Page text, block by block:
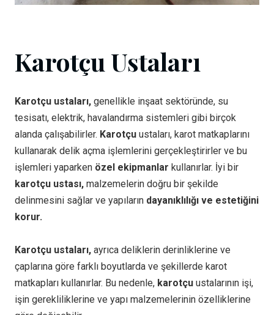
Karotçu Ustaları
Karotçu ustaları, genellikle inşaat sektöründe, su
tesisatı, elektrik, havalandırma sistemleri gibi birçok
alanda çalışabilirler. Karotçu ustaları, karot matkaplarını
kullanarak delik açma işlemlerini gerçekleştirirler ve bu
işlemleri yaparken özel ekipmanlar kullanırlar. İyi bir
karotçu ustası, malzemelerin doğru bir şekilde
delinmesini sağlar ve yapıların dayanıklılığı ve estetiğini
korur.
Karotçu ustaları, ayrıca deliklerin derinliklerine ve
çaplarına göre farklı boyutlarda ve şekillerde karot
matkapları kullanırlar. Bu nedenle, karotçu ustalarının işi,
işin gerekliliklerine ve yapı malzemelerinin özelliklerine